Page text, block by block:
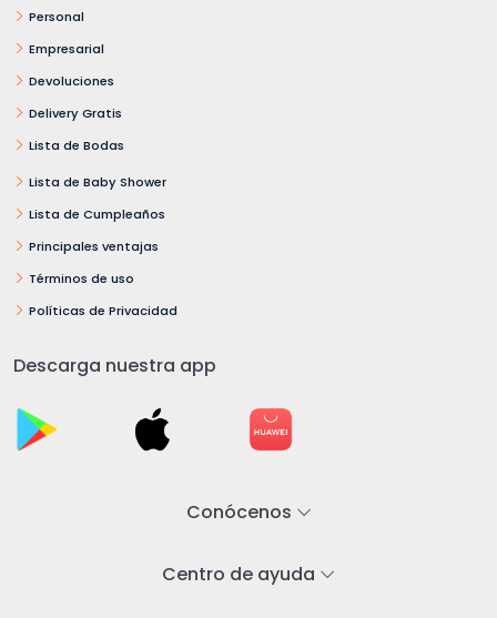
Personal
Empresarial
Devoluciones
Delivery Gratis
Lista de Bodas
Lista de Baby Shower
Lista de Cumpleaños
Principales ventajas
Términos de uso
Políticas de Privacidad
Descarga nuestra app
Conócenos
Centro de ayuda